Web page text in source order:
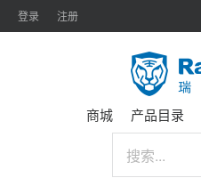
登录 注册
商城 产品目录